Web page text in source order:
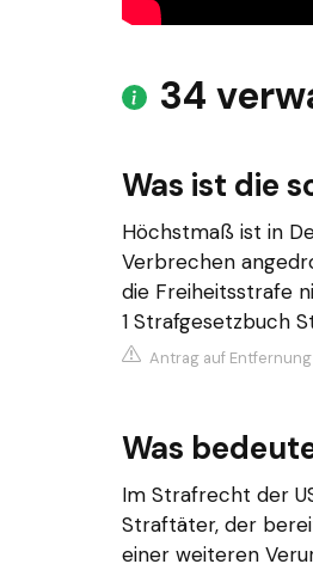
34
Was ist die
Höchstmaß ist in
Verbrechen
die Freiheitsstrafe
1 Strafgesetzbuch
Antrag auf
Was
Im Strafrecht der
Straftäter, der
einer weiteren